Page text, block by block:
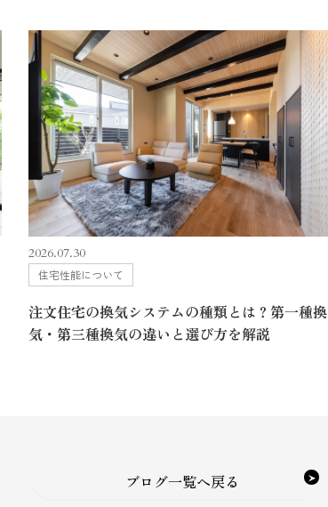
2026.07.30
住宅性能について
注文住宅の換気システムの種類とは？第一種換
気・第三種換気の違いと選び方を解説